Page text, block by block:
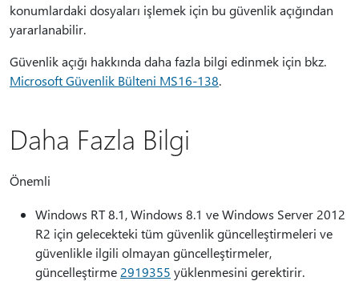
konumlardaki dosyaları işlemek için bu güvenlik açığından
yararlanabilir.
Güvenlik açığı hakkında daha fazla bilgi edinmek için bkz.
Microsoft Güvenlik Bülteni MS16-138.
Daha Fazla Bilgi
Önemli
Windows RT 8.1, Windows 8.1 ve Windows Server 2012
R2 için gelecekteki tüm güvenlik güncelleştirmeleri ve
güvenlikle ilgili olmayan güncelleştirmeler,
güncelleştirme 2919355 yüklenmesini gerektirir.